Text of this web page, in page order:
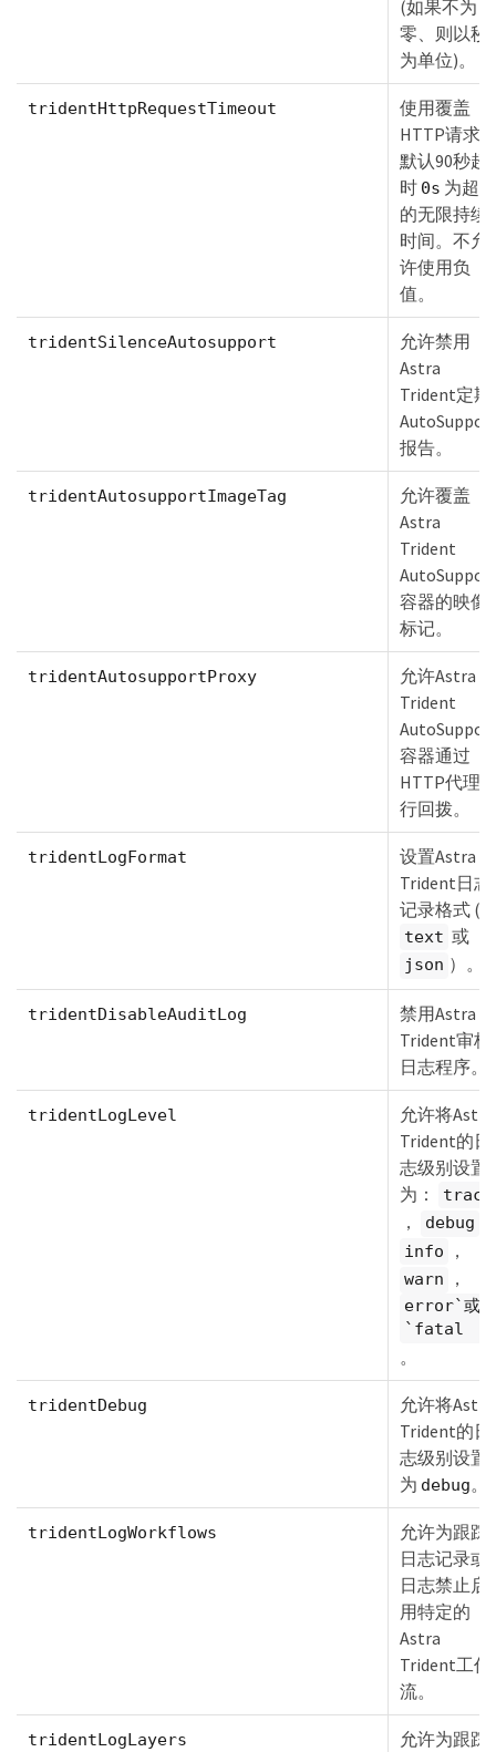
(如果不为
零、则以秒
为单位)。
tridentHttpRequestTimeout
使用覆盖
HTTP请求
默认90秒超
时 0s 为超时
的无限持续
时间。不允
许使用负
值。
tridentSilenceAutosupport
允许禁用
Astra
Trident定期
报告。
tridentAutosupportImageTag
允许覆盖
Astra
Trident
容器的映像
标记。
tridentAutosupportProxy
允许Astra
Trident
容器通过
HTTP代理
行回拨。
tridentLogFormat
设置Astra
Trident日志
记录格式 (
text 或
json ）。
tridentDisableAuditLog
禁用Astra
Trident审核
日志程序。
tridentLogLevel
允许将Astra
Trident的日
志级别设置
为：
trace
， debug
info ，
warn ，
error`或
`fatal
。
tridentDebug
允许将Astra
Trident的日
志级别设置
为 debug。
tridentLogWorkflows
允许为跟踪
日志记录或
日志禁止启
用特定的
Astra
Trident工作
流。
tridentLogLayers
允许为跟踪